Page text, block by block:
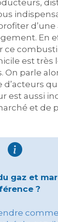
En
ce
est très
On parle
d’acteurs
est aussi
et de
gaz et
?